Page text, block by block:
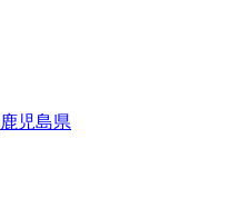
鹿児島県